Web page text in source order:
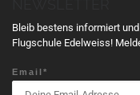
n
g
a
Bleib bestens informiert
Flugschule Edelweiss!
Email*